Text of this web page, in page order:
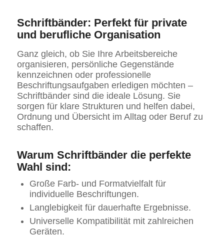
Schriftbänder: Perfekt für private
und berufliche Organisation
Ganz gleich, ob Sie Ihre Arbeitsbereiche
organisieren, persönliche Gegenstände
kennzeichnen oder professionelle
Beschriftungsaufgaben erledigen möchten –
Schriftbänder sind die ideale Lösung. Sie
sorgen für klare Strukturen und helfen dabei,
Ordnung und Übersicht im Alltag oder Beruf zu
schaffen.
Warum Schriftbänder die perfekte
Wahl sind:
Große Farb- und Formatvielfalt für
individuelle Beschriftungen.
Langlebigkeit für dauerhafte Ergebnisse.
Universelle Kompatibilität mit zahlreichen
Geräten.